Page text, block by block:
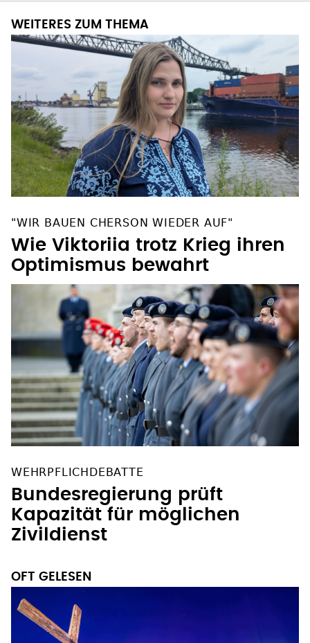
WEITERES ZUM THEMA
"WIR BAUEN CHERSON WIEDER AUF"
Wie Viktoriia trotz Krieg ihren
Optimismus bewahrt
WEHRPFLICHDEBATTE
Bundesregierung prüft
Kapazität für möglichen
Zivildienst
OFT GELESEN